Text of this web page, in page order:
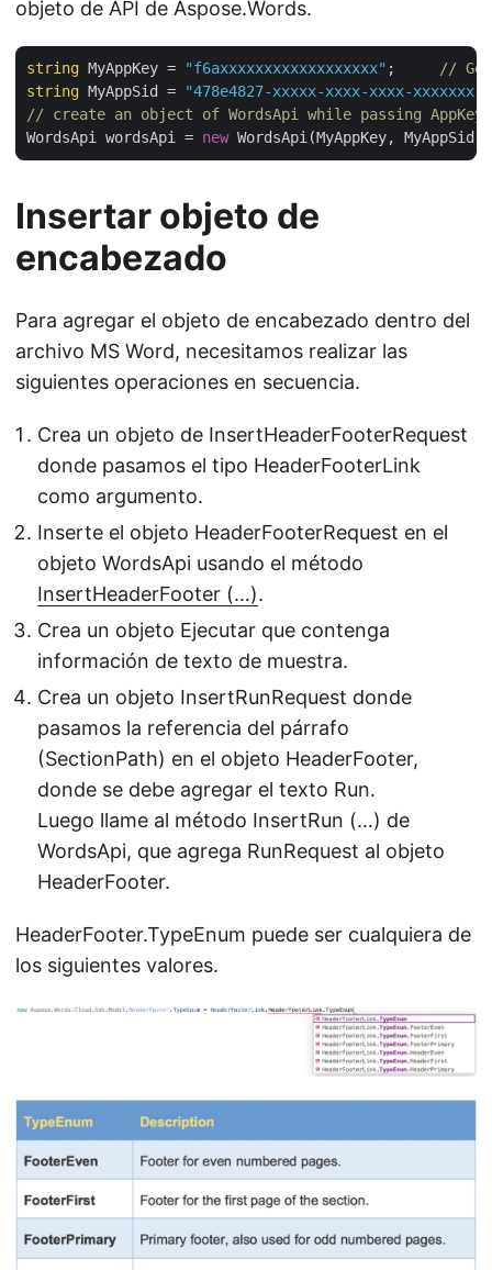
objeto de API de Aspose.Words.
string MyAppKey = "f6axxxxxxxxxxxxxxxxxx" ;
// Get
string MyAppSid = "478e4827-xxxxx-xxxx-xxxx-xxxxxxx"
// create an object of WordsApi while passing AppKey
WordsApi wordsApi = new
Insertar objeto de
encabezado
Para agregar el objeto de encabezado dentro del
archivo MS Word, necesitamos realizar las
siguientes operaciones en secuencia.
Crea un objeto de InsertHeaderFooterRequest
donde pasamos el tipo HeaderFooterLink
como argumento.
Inserte el objeto HeaderFooterRequest en el
objeto WordsApi usando el método
InsertHeaderFooter (…).
Crea un objeto Ejecutar que contenga
información de texto de muestra.
Crea un objeto InsertRunRequest donde
pasamos la referencia del párrafo
(SectionPath) en el objeto HeaderFooter,
donde se debe agregar el texto Run.
Luego llame al método InsertRun (…) de
WordsApi, que agrega RunRequest al objeto
HeaderFooter.
HeaderFooter.TypeEnum puede ser cualquiera de
los siguientes valores.